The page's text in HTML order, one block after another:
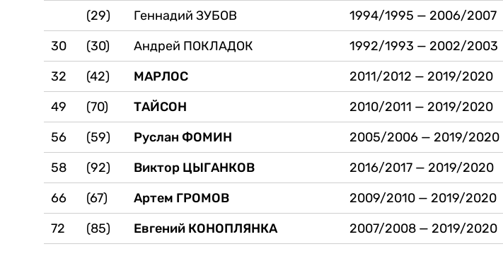
(29)
Геннадий ЗУБОВ 1994/1995 — 2006/2007
30
(30) Андрей ПОКЛАДОК 1992/1993 — 2002/2003
32
(42) МАРЛОС 2011/2012 — 2019/2020
49
(70) ТАЙСОН 2010/2011 — 2019/2020
56
(59) Руслан ФОМИН 2005/2006 — 2019/2020
58
(92) Виктор ЦЫГАНКОВ 2016/2017 — 2019/2020
66
(67) Артем ГРОМОВ 2009/2010 — 2019/2020
72
(85) Евгений КОНОПЛЯНКА 2007/2008 — 2019/2020